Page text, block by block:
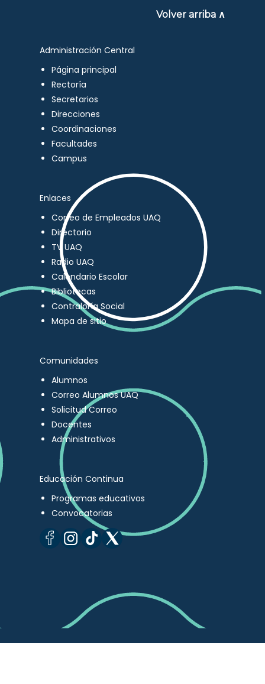
Volver arriba ∧
Administración Central
Página principal
Rectoría
Secretarios
Direcciones
Coordinaciones
Facultades
Campus
Enlaces
Correo de Empleados UAQ
Directorio
TV UAQ
Radio UAQ
Calendario Escolar
Bibliotecas
Contraloría Social
Mapa de sitio
Comunidades
Alumnos
Correo Alumnos UAQ
Solicitud Correo
Docentes
Administrativos
Educación Continua
Programas educativos
Convocatorias